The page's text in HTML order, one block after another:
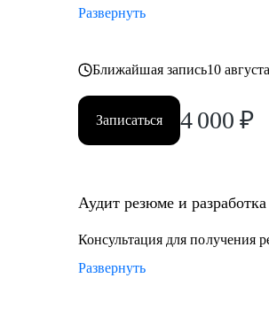
Развернуть
Ближайшая запись10
Записаться 4 000 ₽
Аудит резюме и
Консультация для
Развернуть